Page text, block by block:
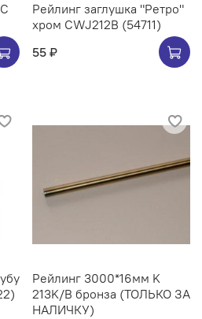
Рейлинг заглушка "Ретро"
хром CWJ212B (54711)
55 ₽
Рейлинг 3000*16мм K
213K/B бронза (ТОЛЬКО ЗА
НАЛИЧКУ)